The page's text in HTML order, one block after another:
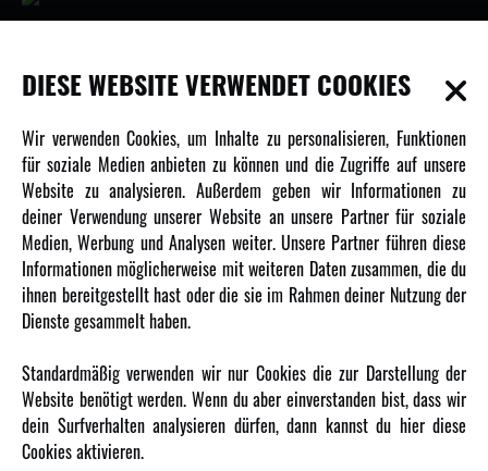
INFORMATIONEN
Newsletter
Über uns
Karriere
Amewi Kataloge
MEHR VON AMEWI
Amewi Construction - Nutzfahrzeuge
Malinos - Die kreative Seite von Amewi
Werden Sie Amewi Händler
DIESE WEBSITE VERWENDET COOKIES
Wir verwenden Cookies, um Inhalte zu personalisieren, Funktionen
für soziale Medien anbieten zu können und die Zugriffe auf unsere
Website zu analysieren. Außerdem geben wir Informationen zu
deiner Verwendung unserer Website an unsere Partner für soziale
Medien, Werbung und Analysen weiter. Unsere Partner führen diese
Informationen möglicherweise mit weiteren Daten zusammen, die du
ihnen bereitgestellt hast oder die sie im Rahmen deiner Nutzung der
Dienste gesammelt haben.
Standardmäßig verwenden wir nur Cookies die zur Darstellung der
Website benötigt werden. Wenn du aber einverstanden bist, dass wir
dein Surfverhalten analysieren dürfen, dann kannst du hier diese
Cookies aktivieren.